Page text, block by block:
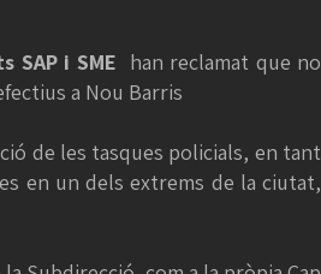
SAP i SME han reclamat que no
a Nou Barris
de les tasques policials, en tant
en un dels extrems de la ciutat,